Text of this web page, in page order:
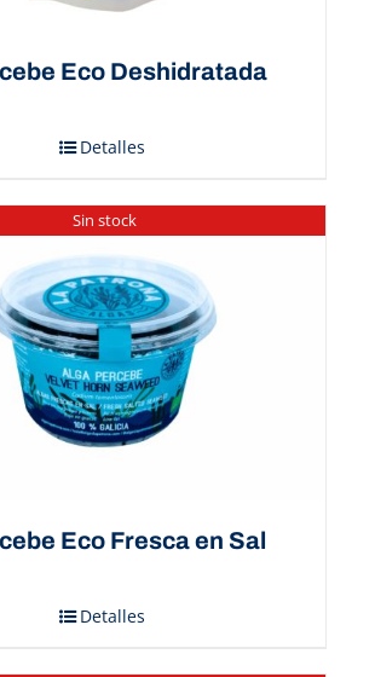
Eco Deshidratada
Detalles
Sin stock
Eco Fresca en Sal
Detalles